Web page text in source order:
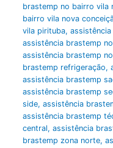
brastemp no bairro vila
bairro vila nova
vila pirituba,
assistência brastemp
assistência brastemp
brastemp refrigeração,
assistência brastemp
assistência brastemp
side, assistência
assistência brastemp
central, assistência
brastemp zona norte,